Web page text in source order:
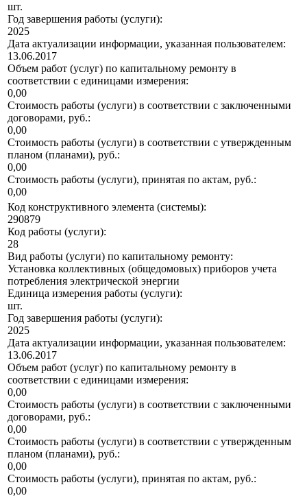
шт.
Год завершения работы (услуги):
2025
Дата актуализации информации, указанная пользователем:
13.06.2017
Объем работ (услуг) по капитальному ремонту в
соответствии с единицами измерения:
0,00
Стоимость работы (услуги) в соответствии с заключенными
договорами, руб.:
0,00
Стоимость работы (услуги) в соответствии с утвержденным
планом (планами), руб.:
0,00
Стоимость работы (услуги), принятая по актам, руб.:
0,00
Код конструктивного элемента (системы):
290879
Код работы (услуги):
28
Вид работы (услуги) по капитальному ремонту:
Установка коллективных (общедомовых) приборов учета
потребления электрической энергии
Единица измерения работы (услуги):
шт.
Год завершения работы (услуги):
2025
Дата актуализации информации, указанная пользователем:
13.06.2017
Объем работ (услуг) по капитальному ремонту в
соответствии с единицами измерения:
0,00
Стоимость работы (услуги) в соответствии с заключенными
договорами, руб.:
0,00
Стоимость работы (услуги) в соответствии с утвержденным
планом (планами), руб.:
0,00
Стоимость работы (услуги), принятая по актам, руб.:
0,00